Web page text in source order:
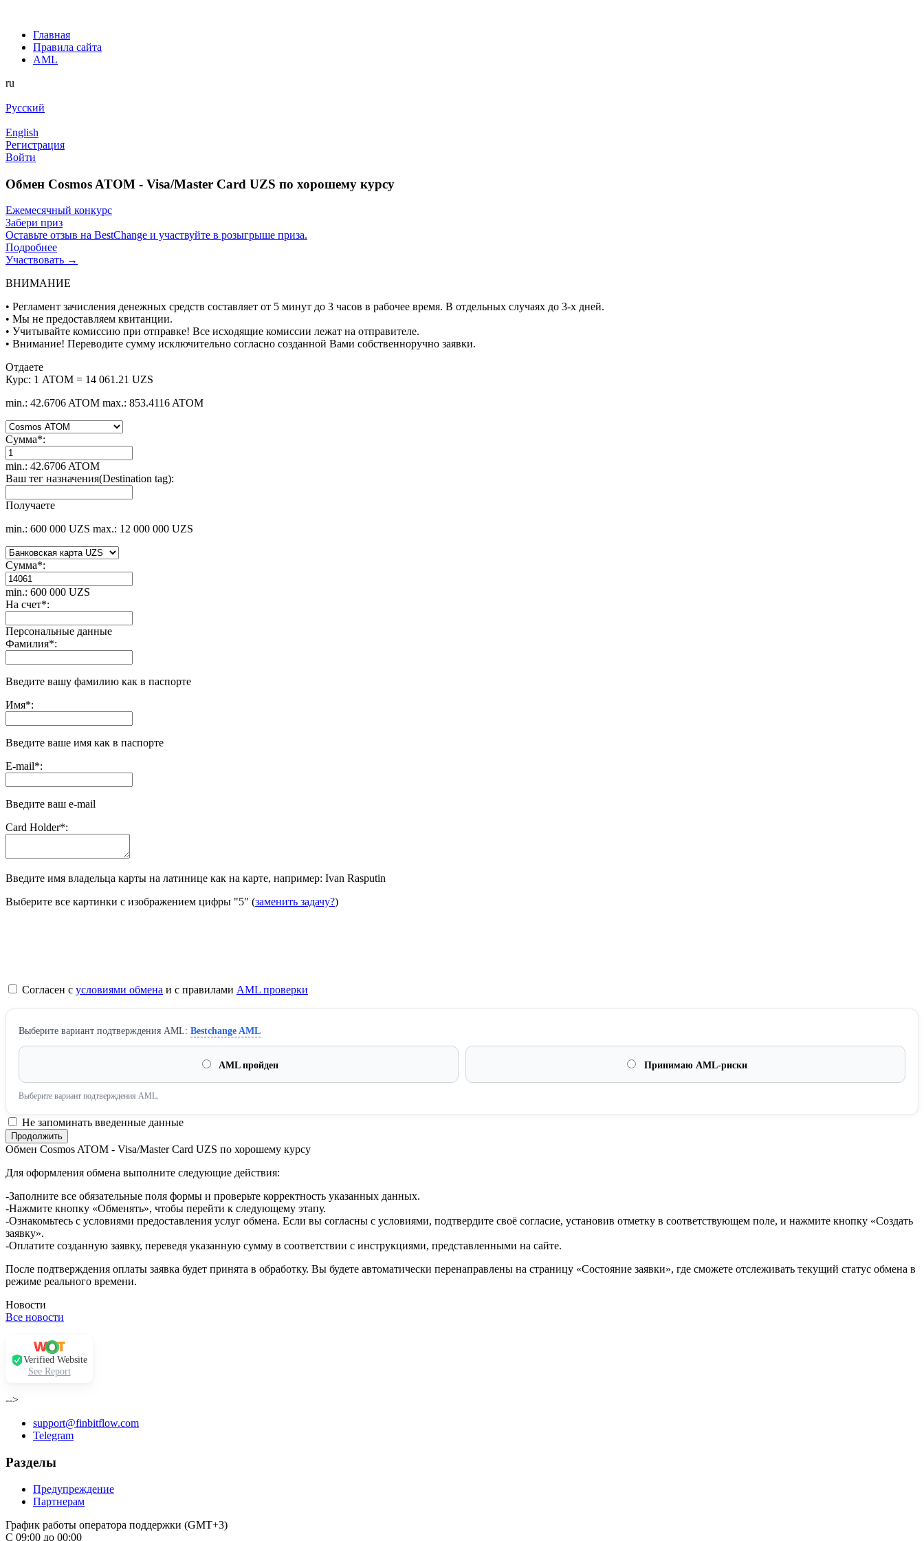
Главная
Правила сайта
AML
ru
Русский
English
Регистрация
Войти
Обмен Cosmos ATOM - Visa/Master Card UZS по хорошему курсу
Ежемесячный конкурс
Забери приз
Оставьте отзыв на BestChange и участвуйте в розыгрыше приза.
Подробнее
Участвовать →
ВНИМАНИЕ
• Регламент зачисления денежных средств составляет от 5 минут до 3 часов в рабочее время. В отдельных случаях до 3-х дней.
• Мы не предоставляем квитанции.
• Учитывайте комиссию при отправке! Все исходящие комиссии лежат на отправителе.
• Внимание! Переводите сумму исключительно согласно созданной Вами собственноручно заявки.
Отдаете
Курс: 1 ATOM = 14 061.21 UZS
min.: 42.6706 ATOM max.: 853.4116 ATOM
Сумма*:
min.: 42.6706 ATOM
Ваш тег назначения(Destination tag):
Получаете
min.: 600 000 UZS max.: 12 000 000 UZS
Сумма*:
min.: 600 000 UZS
На счет*:
Персональные данные
Фамилия*:
Введите вашу фамилию как в паспорте
Имя*:
Введите ваше имя как в паспорте
E-mail*:
Введите ваш e-mail
Сard Holder*:
Введите имя владельца карты на латинице как на карте, например: Ivan Rasputin
Выберите все картинки с изображением цифры "5" (заменить задачу?)
Согласен с условиями обмена и с правилами AML проверки
Выберите вариант подтверждения AML: Bestchange AML
AML пройден Принимаю AML-риски
Выберите вариант подтверждения AML.
Не запоминать введенные данные
Обмен Cosmos ATOM - Visa/Master Card UZS по хорошему курсу
Для оформления обмена выполните следующие действия:
-Заполните все обязательные поля формы и проверьте корректность указанных данных.
-Нажмите кнопку «Обменять», чтобы перейти к следующему этапу.
-Ознакомьтесь с условиями предоставления услуг обмена. Если вы согласны с условиями, подтвердите своё согласие, установив отметку в соответствующем поле, и нажмите кнопку «Создать
заявку».
-Оплатите созданную заявку, переведя указанную сумму в соответствии с инструкциями, представленными на сайте.
После подтверждения оплаты заявка будет принята в обработку. Вы будете автоматически перенаправлены на страницу «Состояние заявки», где сможете отслеживать текущий статус обмена в
режиме реального времени.
Новости
Все новости
Verified Website
See Report
-->
support@finbitflow.com
Telegram
Разделы
Предупреждение
Партнерам
График работы оператора поддержки (GMT+3)
С 09:00 до 00:00